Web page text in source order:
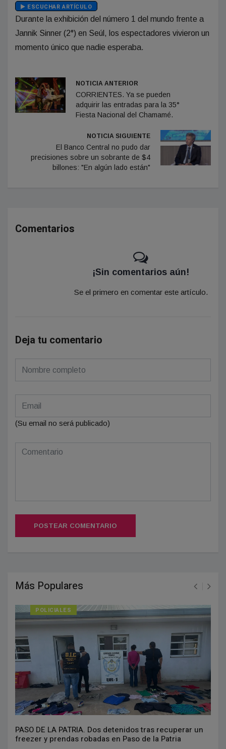
ESCUCHAR ARTÍCULO
Durante la exhibición del número 1 del mundo frente a
Jannik Sinner (2°) en Seúl, los espectadores vivieron un
momento único que nadie esperaba.
NOTICIA ANTERIOR
CORRIENTES. Ya se pueden
adquirir las entradas para la 35°
Fiesta Nacional del Chamamé.
NOTICIA SIGUIENTE
El Banco Central no pudo dar
precisiones sobre un sobrante de $4
billones: "En algún lado están"
Comentarios
¡Sin comentarios aún!
Se el primero en comentar este artículo.
Deja tu comentario
(Su email no será publicado)
POSTEAR COMENTARIO
Más Populares
POLICIALES
PASO DE LA PATRIA. Dos detenidos tras recuperar un
freezer y prendas robadas en Paso de la Patria